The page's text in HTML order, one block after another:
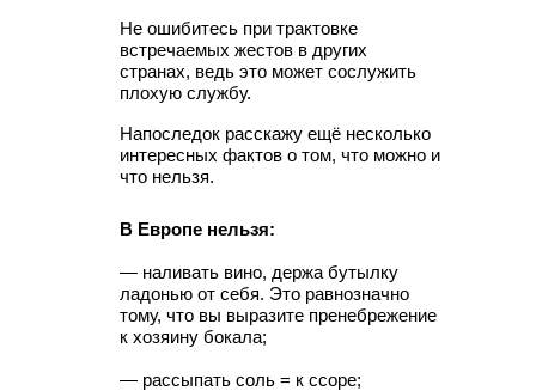
Не ошибитесь при трактовке
встречаемых жестов в других
странах, ведь это может сослужить
плохую службу.
Напоследок расскажу ещё несколько
интересных фактов о том, что можно и
что нельзя.
В Европе нельзя:
— наливать вино, держа бутылку
ладонью от себя. Это равнозначно
тому, что вы выразите пренебрежение
к хозяину бокала;
— рассыпать соль = к ссоре;